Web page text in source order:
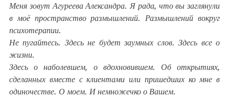
Меня зовут Агуреева Александра. Я рада, что вы заглянули
в моё пространство размышлений. Размышлений вокруг
психотерапии.
Не пугайтесь. Здесь не будет заумных слов. Здесь все о
жизни.
Здесь о наболевшем, о вдохновившем. Об открытиях,
сделанных вместе с клиентами или пришедших ко мне в
одиночестве. О моем. И немножечко о Вашем.